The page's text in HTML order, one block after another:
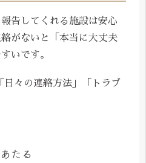
告してくれる施設は安心
がないと「本当に大丈夫
いです。
日々の連絡方法」「トラブ
たる